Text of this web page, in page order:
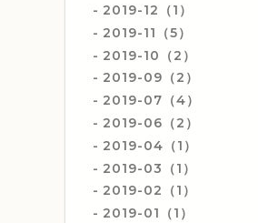
2019-12（1）
2019-11（5）
2019-10（2）
2019-09（2）
2019-07（4）
2019-06（2）
2019-04（1）
2019-03（1）
2019-02（1）
2019-01（1）